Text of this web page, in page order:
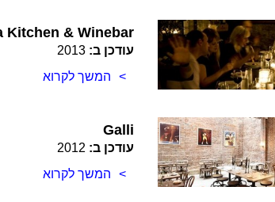
Kitchen & Winebar
עודכן ב: 2013
המשך לקרוא
Galli
עודכן ב: 2012
המשך לקרוא